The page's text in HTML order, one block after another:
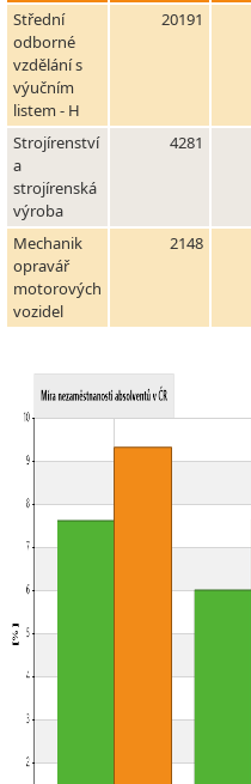
Střední
odborné
vzdělání s
výučním
listem - H
20191
Strojírenství
a
strojírenská
výroba
4281
Mechanik
opravář
motorových
vozidel
2148